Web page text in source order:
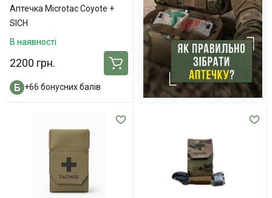
Аптечка Microtac Coyote +
SICH
В наявності
2200 грн.
+66 бонусних балів